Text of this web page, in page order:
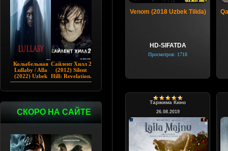
2025 AQSH
filmi
Колыбельная
Lullaby / Alla
(2022) Uzbek
tilida
Сайлент Хилл 2
(2012) Silent
Hill: Revelation.
СКОРО НА САЙТЕ
Venom (2018 Uzbek Tilida)
HD-SIFATDA
Просмотров: 1718
Таржима Кино
26.08.2019